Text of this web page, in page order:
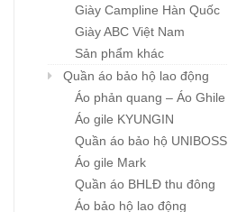
Giày Campline Hàn Quốc
Giày ABC Việt Nam
Sản phẩm khác
Quần áo bảo hộ lao động
Áo phản quang – Áo Ghile
Áo gile KYUNGIN
Quần áo bảo hộ UNIBOSS
Áo gile Mark
Quần áo BHLĐ thu đông
Áo bảo hộ lao động